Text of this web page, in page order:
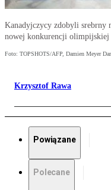
Kanadyjczycy zdobyli srebrny
nowej konkurencji olimpijskiej
Foto: TOPSHOTS/AFP, Damien Meyer
Krzysztof Rawa
Powiązane
Polecane